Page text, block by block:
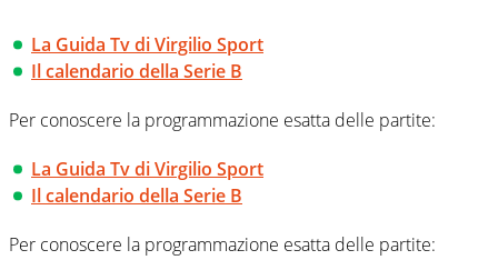
La Guida Tv di Virgilio Sport
Il calendario della Serie B
Per conoscere la programmazione esatta delle partite:
La Guida Tv di Virgilio Sport
Il calendario della Serie B
Per conoscere la programmazione esatta delle partite: